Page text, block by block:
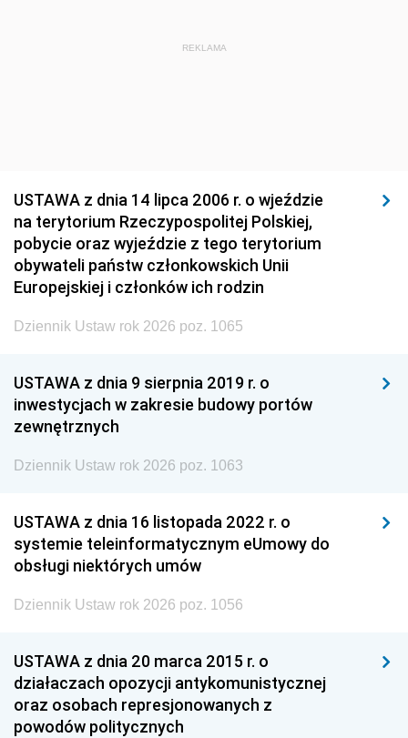
REKLAMA
USTAWA z dnia 14 lipca 2006 r. o wjeździe
na terytorium Rzeczypospolitej Polskiej,
pobycie oraz wyjeździe z tego terytorium
obywateli państw członkowskich Unii
Europejskiej i członków ich rodzin
Dziennik Ustaw rok 2026 poz. 1065
USTAWA z dnia 9 sierpnia 2019 r. o
inwestycjach w zakresie budowy portów
zewnętrznych
Dziennik Ustaw rok 2026 poz. 1063
USTAWA z dnia 16 listopada 2022 r. o
systemie teleinformatycznym eUmowy do
obsługi niektórych umów
Dziennik Ustaw rok 2026 poz. 1056
USTAWA z dnia 20 marca 2015 r. o
działaczach opozycji antykomunistycznej
oraz osobach represjonowanych z
powodów politycznych